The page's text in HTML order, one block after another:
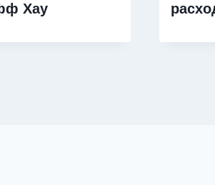
Хау